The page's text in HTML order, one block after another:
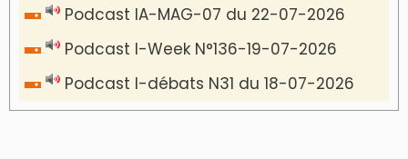
Podcast IA-MAG-07 du 22-07-2026
Podcast I-Week N°136-19-07-2026
Podcast I-débats N31 du 18-07-2026